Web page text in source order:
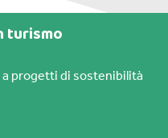
turismo
progetti di sostenibilità